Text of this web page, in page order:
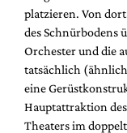
platzieren. Von
des Schnürbodens
Orchester und die
tatsächlich
eine
Hauptattraktion
Theaters im